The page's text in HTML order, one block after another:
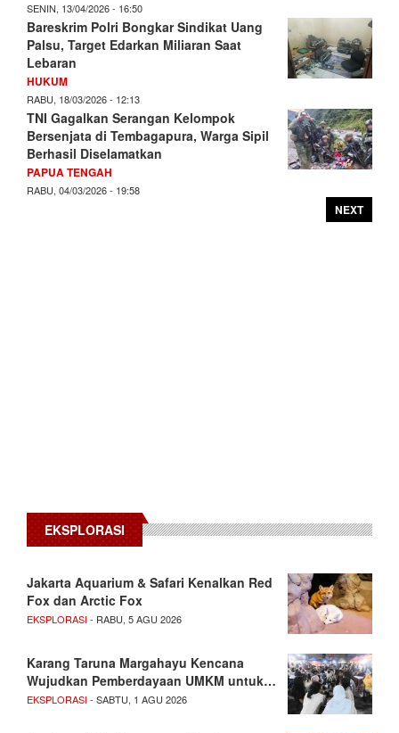
SENIN, 13/04/2026 - 16:50
Bareskrim Polri Bongkar Sindikat Uang
Palsu, Target Edarkan Miliaran Saat
Lebaran
HUKUM
RABU, 18/03/2026 - 12:13
TNI Gagalkan Serangan Kelompok
Bersenjata di Tembagapura, Warga Sipil
Berhasil Diselamatkan
PAPUA TENGAH
RABU, 04/03/2026 - 19:58
NEXT
EKSPLORASI
Jakarta Aquarium & Safari Kenalkan Red
Fox dan Arctic Fox
EKSPLORASI- RABU, 5 AGU 2026
Karang Taruna Margahayu Kencana
Wujudkan Pemberdayaan UMKM untuk…
EKSPLORASI- SABTU, 1 AGU 2026